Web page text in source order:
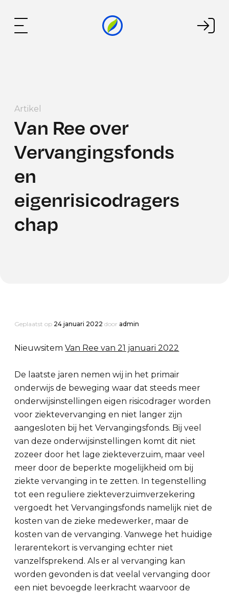
Artikel
Van Ree over
Vervangingsfonds
en
eigenrisicodragers
chap
Geplaatst op 24 januari 2022 door admin
NieuwsitemVan Ree van 21 januari 2022
De laatste jaren nemen wij in het primair
onderwijs de beweging waar dat steeds meer
onderwijsinstellingen eigen risicodrager worden
voor ziektevervanging en niet langer zijn
aangesloten bij het Vervangingsfonds. Bij veel
van deze onderwijsinstellingen komt dit niet
zozeer door het lage ziekteverzuim, maar veel
meer door de beperkte mogelijkheid om bij
ziekte vervanging in te zetten. In tegenstelling
tot een reguliere ziekteverzuimverzekering
vergoedt het Vervangingsfonds namelijk niet de
kosten van de zieke medewerker, maar de
kosten van de vervanging. Vanwege het huidige
lerarentekort is vervanging echter niet
vanzelfsprekend. Als er al vervanging kan
worden gevonden is dat veelal vervanging door
een niet bevoegde leerkracht waarvoor de